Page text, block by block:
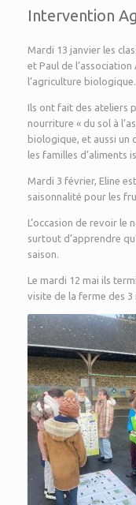
Intervention
Mardi 13 janvier les
et Paul de
l’agriculture biologique.
Ils ont fait des ateliers
nourriture « du sol à
biologique, et aussi un
les familles d’aliments
Mardi 3 février, Eline
saisonnalité pour les
L’occasion de revoir le
surtout d’apprendre
saison.
Le mardi 12 mai ils
visite de la ferme des 3